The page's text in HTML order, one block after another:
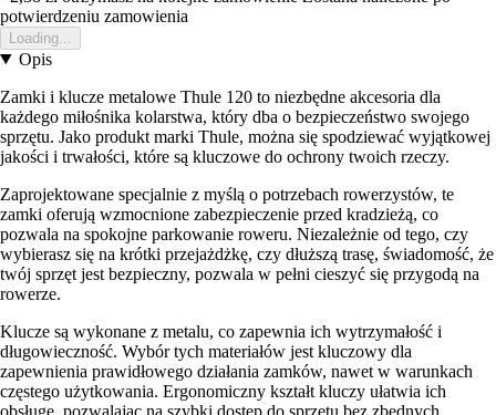
potwierdzeniu zamowienia
Loading...
Opis
Zamki i klucze metalowe Thule 120 to niezbędne akcesoria dla
każdego miłośnika kolarstwa, który dba o bezpieczeństwo swojego
sprzętu. Jako produkt marki Thule, można się spodziewać wyjątkowej
jakości i trwałości, które są kluczowe do ochrony twoich rzeczy.
Zaprojektowane specjalnie z myślą o potrzebach rowerzystów, te
zamki oferują wzmocnione zabezpieczenie przed kradzieżą, co
pozwala na spokojne parkowanie roweru. Niezależnie od tego, czy
wybierasz się na krótki przejażdżkę, czy dłuższą trasę, świadomość, że
twój sprzęt jest bezpieczny, pozwala w pełni cieszyć się przygodą na
rowerze.
Klucze są wykonane z metalu, co zapewnia ich wytrzymałość i
długowieczność. Wybór tych materiałów jest kluczowy dla
zapewnienia prawidłowego działania zamków, nawet w warunkach
częstego użytkowania. Ergonomiczny kształt kluczy ułatwia ich
obsługę, pozwalając na szybki dostęp do sprzętu bez zbędnych